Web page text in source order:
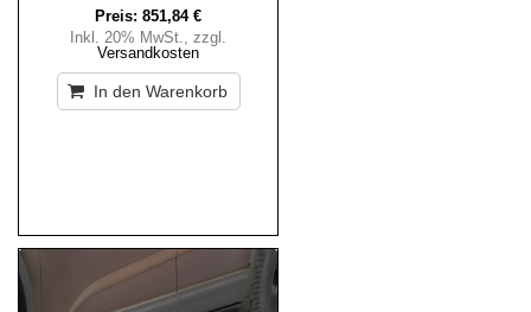
Preis: 851,84 €
Inkl. 20% MwSt., zzgl.
Versandkosten
In den Warenkorb